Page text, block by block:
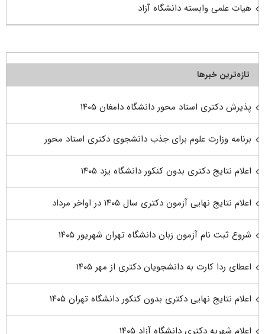
هیات علمی وابسته دانشگاه آزاد
تازه‌ترین خبرها
پذیرش دکتری استاد محور دانشگاه دامغان ۱۴۰۵
برنامه وزارت علوم برای جذب دانشجوی دکتری استاد محور
اعلام نتایج دکتری بدون کنکور دانشگاه یزد ۱۴۰۵
اعلام نتایج نهایی آزمون دکتری سال ۱۴۰۵ در اواخر مرداد
شروع ثبت نام آزمون زبان دانشگاه تهران شهریور ۱۴۰۵
اعطای ردا کارت به دانشجویان دکتری از مهر ۱۴۰۵
اعلام نتایج نهایی دکتری بدون کنکور دانشگاه تهران ۱۴۰۵
اعلام شهریه دکتری دانشگاه آزاد ۱۴۰۵